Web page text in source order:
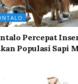
Percepat
Populasi Sapi